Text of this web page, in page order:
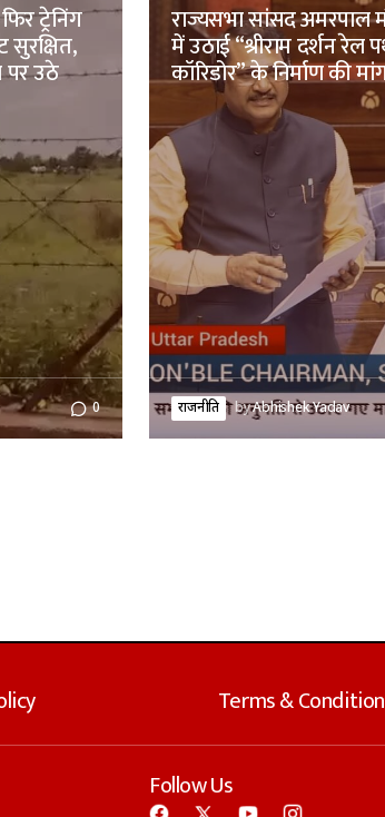
ट्रेनिंग
सुरक्षित,
पर उठे
0
राज्यसभा सांसद अमरपाल
में उठाई “श्रीराम दर्शन रेल
कॉरिडोर” के निर्माण की
राजनीति byAbhishek Yadav
Terms &
Follow Us